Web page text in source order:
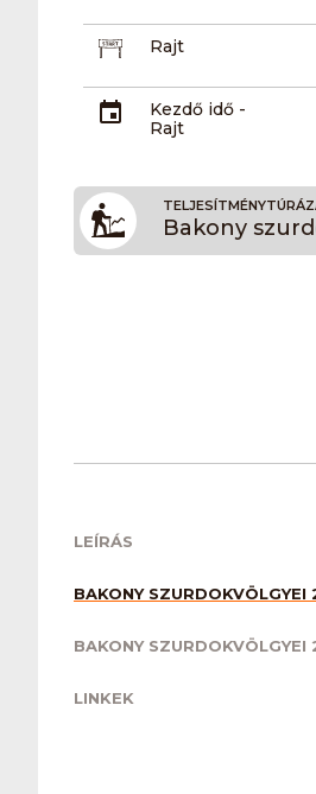
Rajt
Kezdő idő -
Rajt
Bakony
LEÍRÁS
BAKONY SZURDOKVÖLGYEI
BAKONY SZURDOKVÖLGYEI
LINKEK